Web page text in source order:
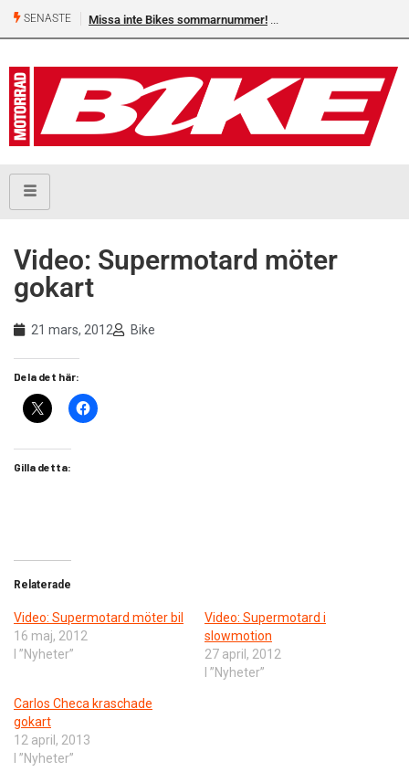
SENASTE Missa inte Bikes sommarnummer!
Video: Supermotard möter
gokart
21 mars, 2012 Bike
Dela det här:
Gilla detta:
Relaterade
Video: Supermotard möter bil
16 maj, 2012
I ”Nyheter”
Video: Supermotard i
slowmotion
27 april, 2012
I ”Nyheter”
Carlos Checa kraschade
gokart
12 april, 2013
I ”Nyheter”